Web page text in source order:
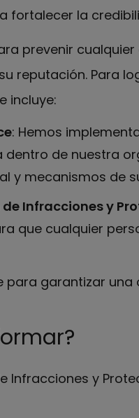
fortalecer la
prevenir
reputación. Para
incluye:
: Hemos
de nuestra
y mecanismos de
Infracciones y
que cualquier
garantizar
Infracciones y